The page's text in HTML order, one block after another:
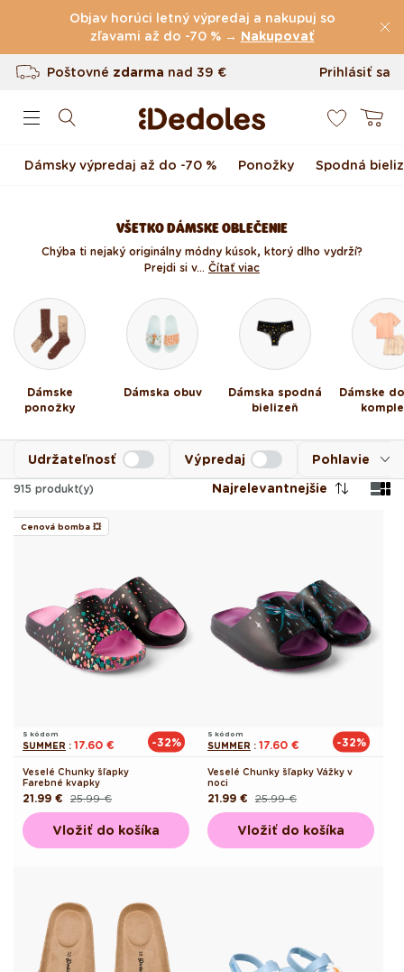
Preskočiť na obsah
Objav horúci letný výpredaj a nakupuj so
zľavami až do -70 % → Nakupovať
(60.231 Recenzie)
Poštovné zdarma nad 39 €
Vrátenie tovaru až do 100 dní
Prihlásiť sa
Košík
Dámsky výpredaj až do -70 % Ponožky Spodná
VŠETKO DÁMSKE OBLEČENIE
Chýba ti nejaký originálny módny kúsok, ktorý dlho vydrží?
Prejdi si v... Čítať viac
Dámske
ponožky
Dámska obuv
Dámska spodná
bielizeň
Dámske
Pohlavie
Udržateľnosť Výpredaj
915 produkt(y) Najrelevantnejšie
Cenová bomba 💥
S kódom
SUMMER : 17.60 € -32%
Veselé Chunky šľapky
Farebné kvapky
Pôvodná
cena
25.99 €
Akciová
cena
21.99 €
Vložiť do košíka
S kódom
SUMMER : 17.60 € -32%
Veselé Chunky šľapky Vážky v
noci
Pôvodná
cena
25.99 €
Akciová
cena
21.99 €
Vložiť do košíka